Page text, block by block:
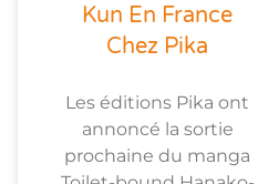
Kun En France
Chez Pika
Les éditions Pika ont
annoncé la sortie
prochaine du manga